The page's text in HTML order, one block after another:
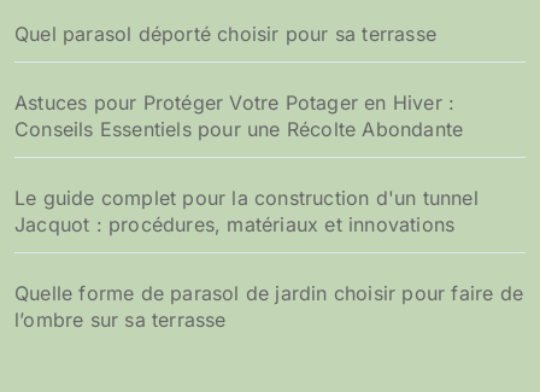
Quel parasol déporté choisir pour sa terrasse
Astuces pour Protéger Votre Potager en Hiver :
Conseils Essentiels pour une Récolte Abondante
Le guide complet pour la construction d'un tunnel
Jacquot : procédures, matériaux et innovations
Quelle forme de parasol de jardin choisir pour faire de
l’ombre sur sa terrasse